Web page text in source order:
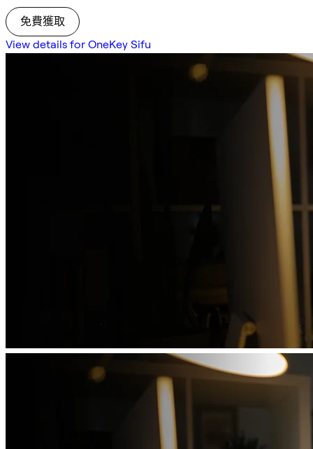
免費獲取
View details for OneKey Sifu